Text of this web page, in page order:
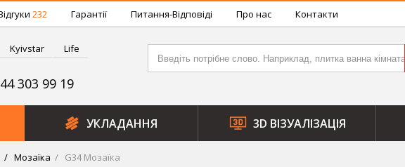
232 Гарантії Питання-Відповіді Про нас Контакти
Kyivstar Life
303 99 19
УКЛАДАННЯ 3D ВІЗУАЛІЗАЦІЯ
Мозаїка G34 Мозаїка